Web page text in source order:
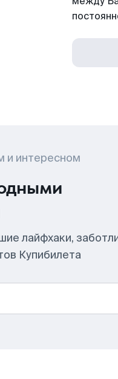
и интересном
лайфхаки,
Купибилета